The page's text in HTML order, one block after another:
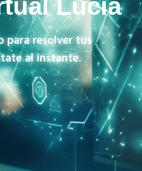
Lucía
para resolver tus
al instante.